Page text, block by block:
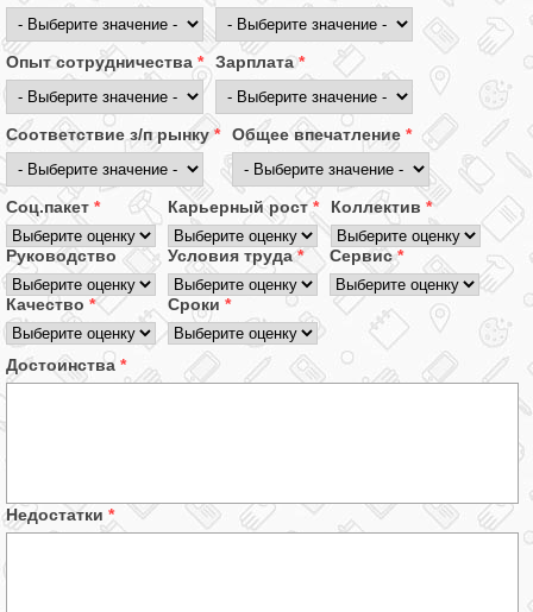
Опыт сотрудничества * Зарплата*
Соответствие з/п рынку * Общее впечатление *
Соц.пакет * Карьерный рост* Коллектив *
Руководство Условия труда* Сервис*
Качество * Сроки *
Достоинства *
Недостатки *